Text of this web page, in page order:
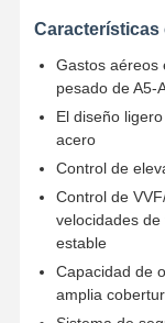
Características
Gastos aéreos
pesado de A5-
El diseño
acero
Control de
Control de
velocidades
estable
Capacidad de
amplia